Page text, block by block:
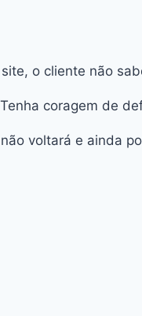
o cliente não
coragem de
voltará e ainda